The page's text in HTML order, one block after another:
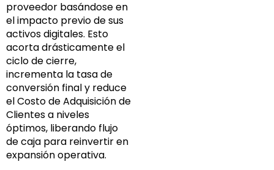
proveedor basándose en
el impacto previo de sus
activos digitales. Esto
acorta drásticamente el
ciclo de cierre,
incrementa la tasa de
conversión final y reduce
el Costo de Adquisición de
Clientes a niveles
óptimos, liberando flujo
de caja para reinvertir en
expansión operativa.